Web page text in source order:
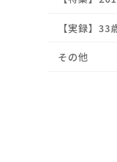
【実録】33
その他